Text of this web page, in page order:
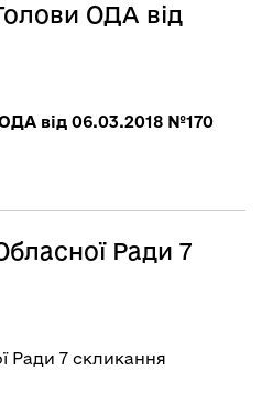
ОДА від
від 06.03.2018 №170
Ради 7
Ради 7 скликання